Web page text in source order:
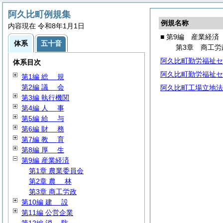
例規名称
■ 第9編 産業経済
第3章 商工労
阿久比町勤労福祉
阿久比町勤労福祉
阿久比町工場立地
阿久比町例規集
内容現在 令和8年1月1日
体系 五十音
体系目次
第1編 総 規
第2編 議 会
第3編 執行機関
第4編 人 事
第5編 給 与
第6編 財 務
第7編 教 育
第8編 厚 生
第9編 産業経済
第1章 農業委員会
第2章 農 林
第3章 商工労政
第10編 建 設
第11編 公営企業